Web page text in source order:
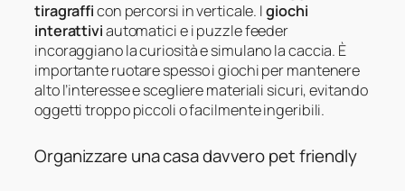
tiragrafficon percorsi in verticale. Igiochi
interattiviautomatici e i puzzle feeder
incoraggiano la curiosità e simulano la caccia. È
importante ruotare spesso i giochi per mantenere
alto l’interesse e scegliere materiali sicuri, evitando
oggetti troppo piccoli o facilmente ingeribili.
Organizzare una casa davvero pet friendly